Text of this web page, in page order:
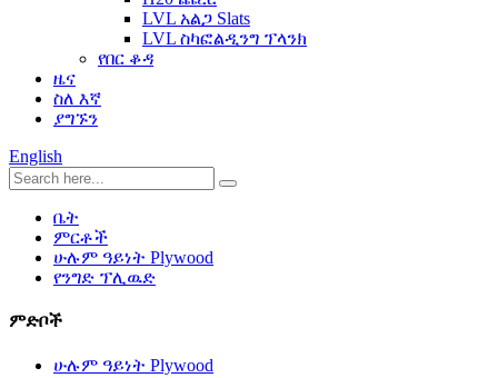
LVL አልጋ Slats
LVL ስካፎልዲንግ ፕላንክ
የበር ቆዳ
ዜና
ስለ እኛ
ያግኙን
English
ቤት
ምርቶች
ሁሉም ዓይነት Plywood
የንግድ ፕሊዉድ
ምድቦች
ሁሉም ዓይነት Plywood